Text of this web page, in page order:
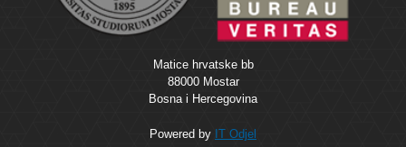
Matice hrvatske bb
88000 Mostar
Bosna i Hercegovina
Powered by IT Odjel